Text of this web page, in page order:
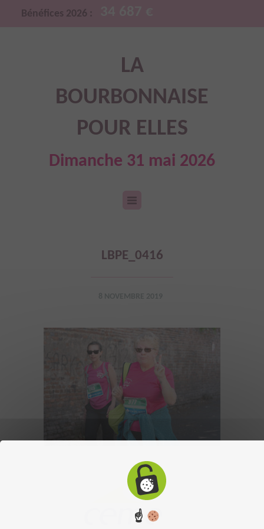
Bénéfices 2026 :
LA
BOURBONNAISE
POUR ELLES
Dimanche 31 mai 2026
LBPE_0416
☝